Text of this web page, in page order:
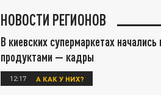
НОВОСТИ РЕГИОНОВ
В киевских супермаркетах начались
продуктами — кадры
12:17 А КАК У НИХ?